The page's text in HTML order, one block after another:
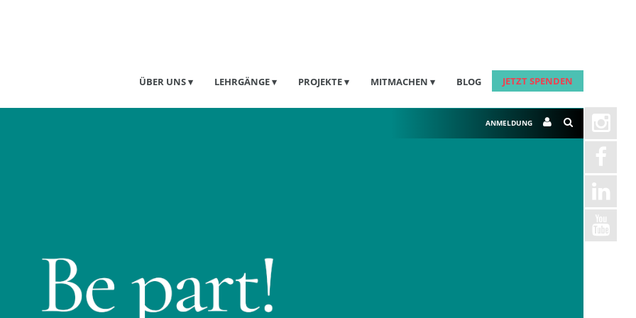
ÜBER UNS
LEHRGÄNGE PROJEKTE MITMACHEN BLOG JETZT SPENDEN
ANMELDUNG